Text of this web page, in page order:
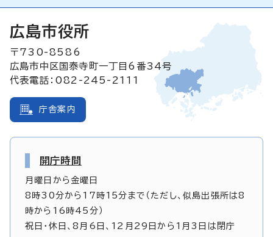
広島市役所
〒730-8586
広島市中区国泰寺町一丁目6番34号
代表電話：082-245-2111
庁舎案内
開庁時間
月曜日から金曜日
8時30分から17時15分まで（ただし、似島出張所は8
時から16時45分）
祝日・休日、8月6日、12月29日から1月3日は閉庁